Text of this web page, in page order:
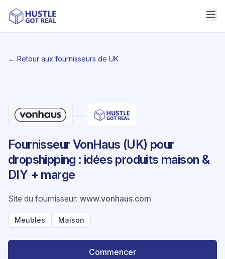
← Retour aux fournisseurs de UK
Fournisseur VonHaus (UK) pour
dropshipping : idées produits maison &
DIY + marge
Site du fournisseur: www.vonhaus.com
Meubles Maison
Commencer